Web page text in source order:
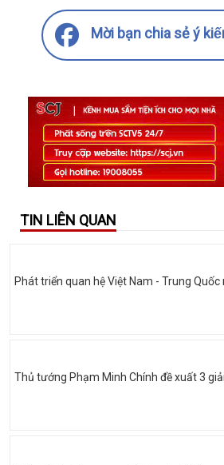
Mời bạn chia sẻ ý
TIN LIÊN QUAN
Phát triển quan hệ Việt Nam - Trung
Thủ tướng Phạm Minh Chính đề xuất 3